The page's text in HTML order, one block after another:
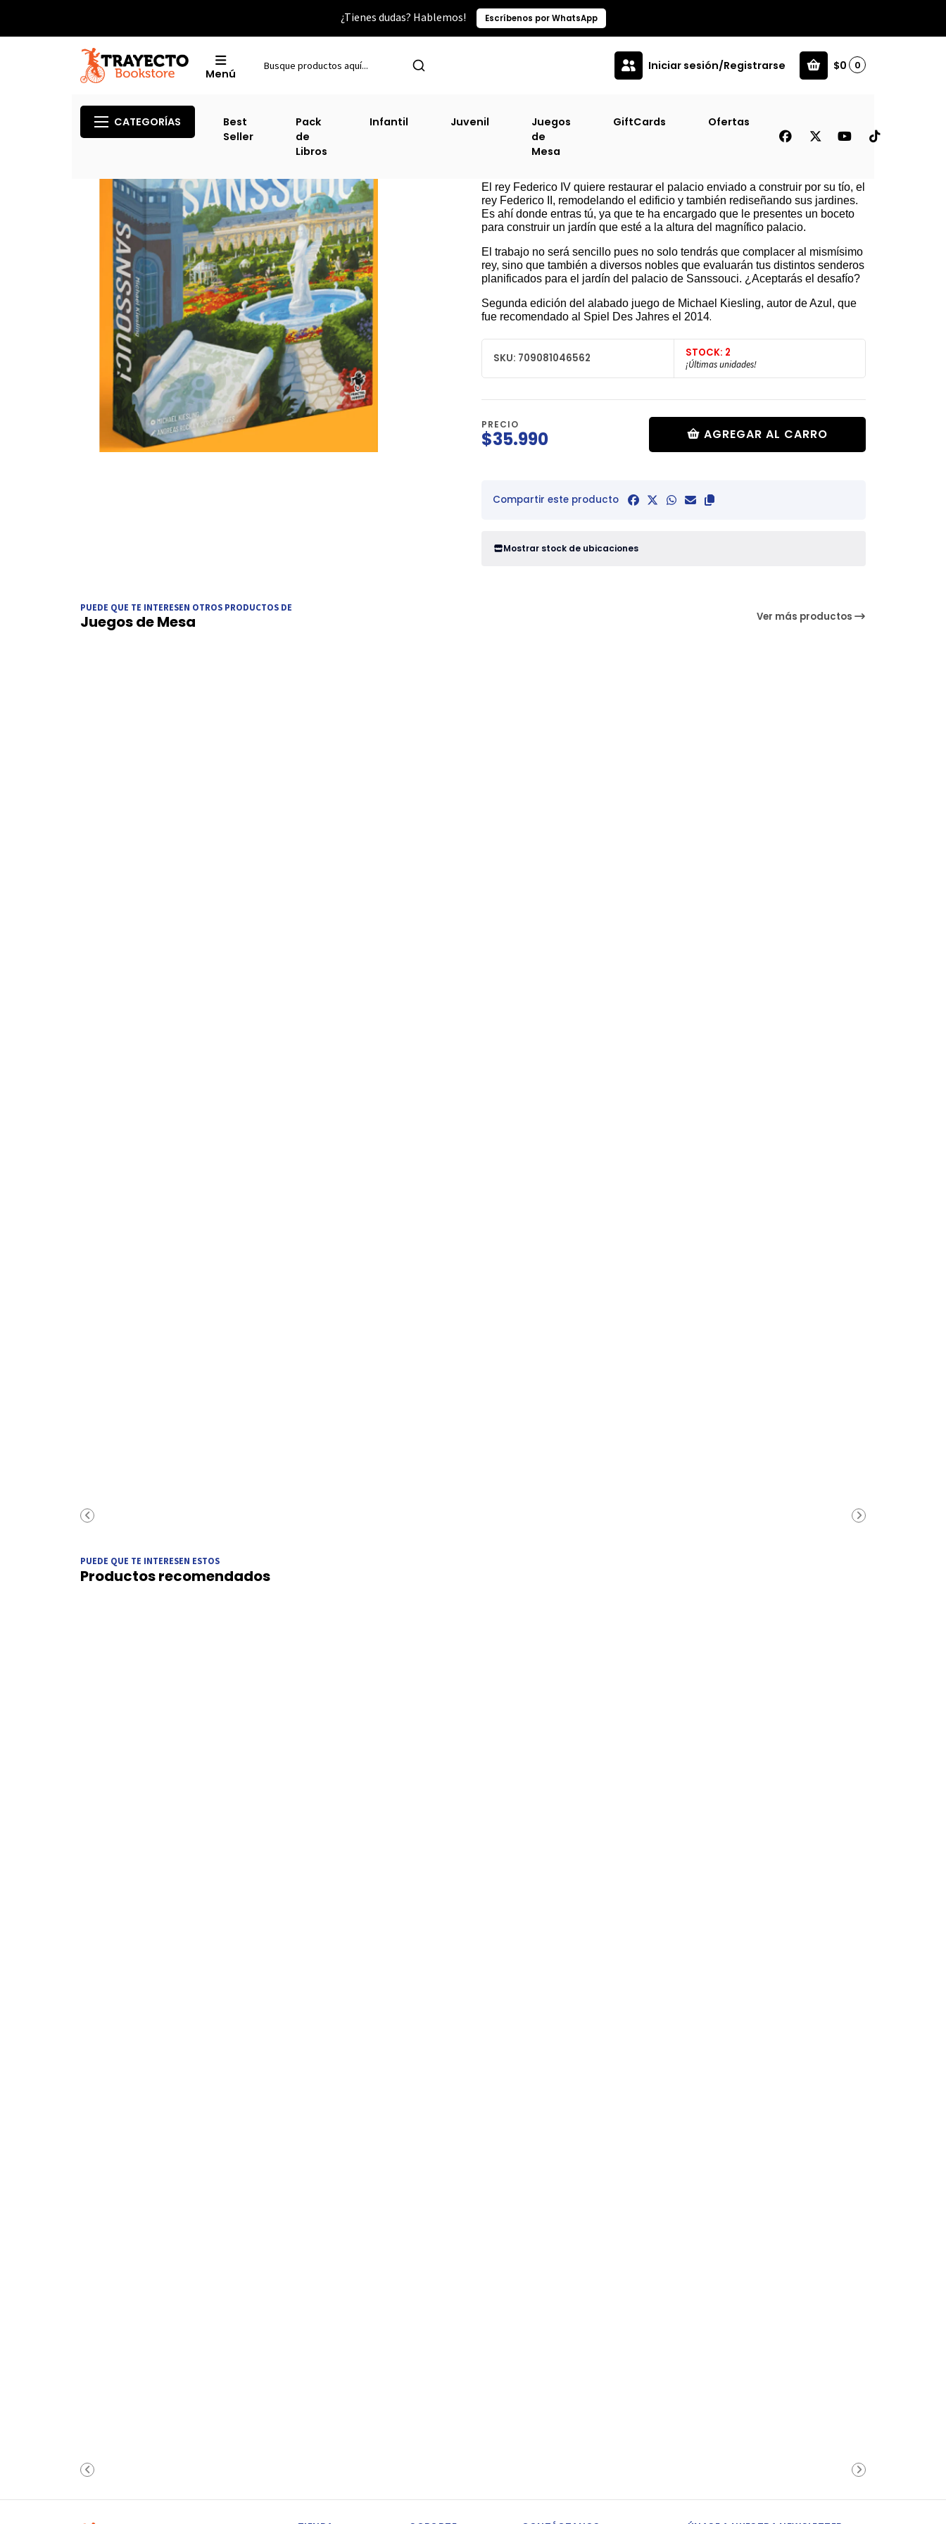
¿Tienes dudas? Hablemos! Escríbenos por WhatsApp
Menú
Iniciar sesión/Registrarse $0 0
CATEGORÍAS
Best
Seller
Pack
de
Libros
Infantil Juvenil
Juegos
de
Mesa
GiftCards Ofertas
Sanssouci
El rey Federico IV quiere restaurar el palacio enviado a construir por su tío, el
rey Federico II, remodelando el edificio y también rediseñando sus jardines.
Es ahí donde entras tú, ya que te ha encargado que le presentes un boceto
para construir un jardín que esté a la altura del magnífico palacio.
El trabajo no será sencillo pues no solo tendrás que complacer al mismísimo
rey, sino que también a diversos nobles que evaluarán tus distintos senderos
planificados para el jardín del palacio de Sanssouci. ¿Aceptarás el desafío?
​Segunda edición del alabado juego de Michael Kiesling, autor de Azul, que
fue recomendado al Spiel Des Jahres el 2014.
SKU: 709081046562 STOCK: 2
¡Últimas unidades!
PRECIO
$35.990 AGREGAR AL CARRO
Compartir este producto
Mostrar stock de ubicaciones
PUEDE QUE TE INTERESEN OTROS PRODUCTOS DE
Juegos de Mesa Ver más productos
PUEDE QUE TE INTERESEN ESTOS
Productos recomendados